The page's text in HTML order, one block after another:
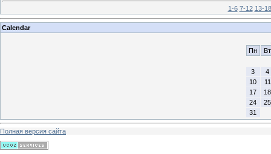
1-6 7-12 13-18
Calendar
Пн
Вт
3
4
10
11
17
18
24
25
31
Полная версия сайта